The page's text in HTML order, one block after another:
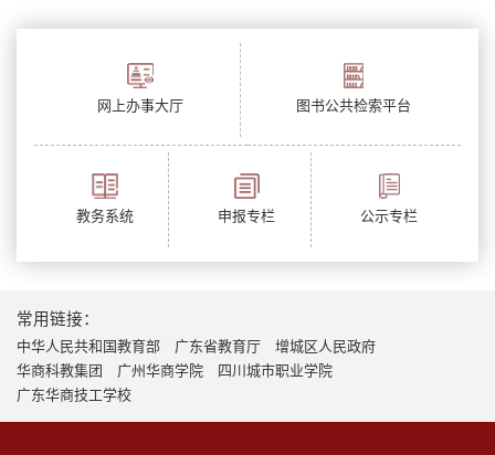
网上办事大厅 图书公共检索平台
教务系统 申报专栏 公示专栏
常用链接：
中华人民共和国教育部 广东省教育厅
增城区人民政府
华商科教集团
广州华商学院
四川城市职业学院
广东华商技工学校